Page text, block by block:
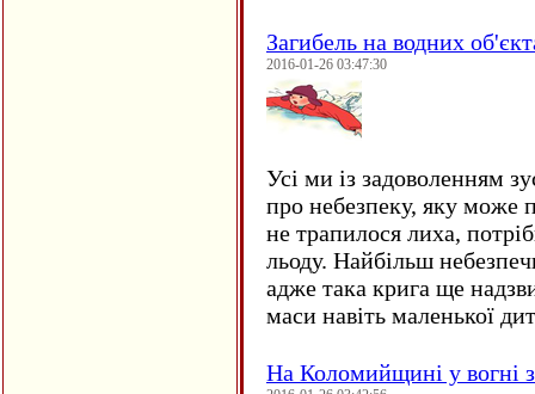
Загибель на водних
2016-01-26 03:47:30
Усі ми із задоволенням
про небезпеку, яку може
не трапилося лиха,
льоду. Найбільш
адже така крига ще
маси навіть маленької
На Коломийщині у вогні